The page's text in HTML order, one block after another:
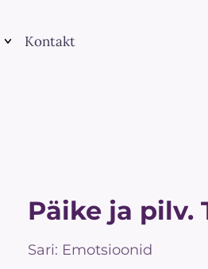
Kontakt
Päike ja pilv.
Sari: Emotsioonid